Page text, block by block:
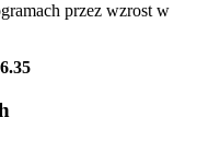
przez wzrost w
6.35